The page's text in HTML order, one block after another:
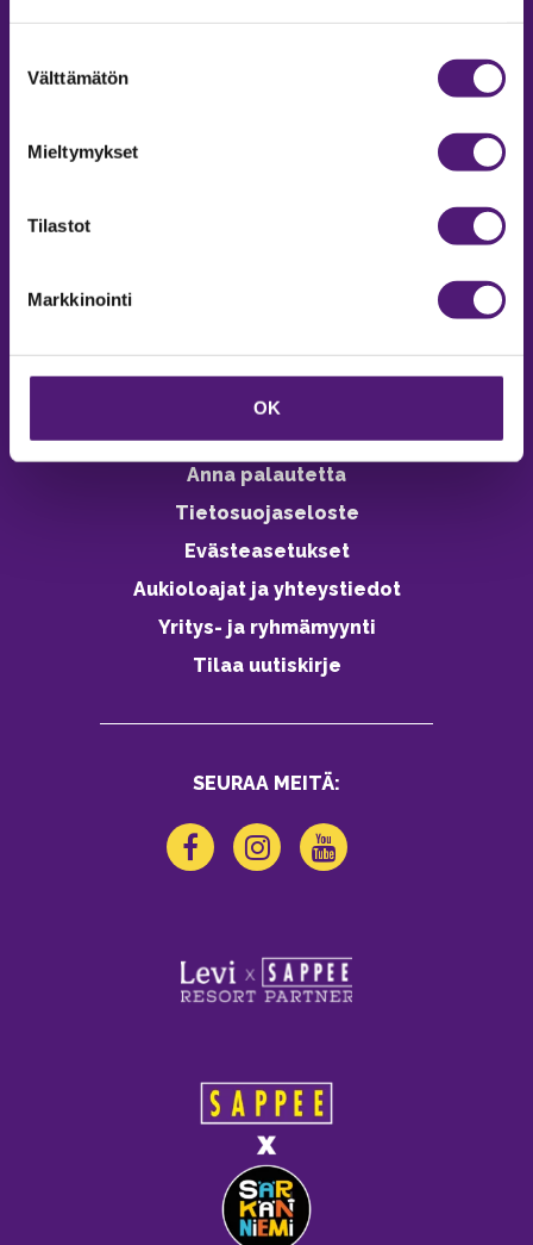
valinta
Välttämätön
Mieltymykset
Tilastot
Markkinointi
OK
Tiedustelut & Varaukset
Vastuullisuus
Ympäristöohjelma
Avoimet työpaikat
Anna palautetta
Tietosuojaseloste
Evästeasetukset
Aukioloajat ja yhteystiedot
Yritys- ja ryhmämyynti
Tilaa uutiskirje
SEURAA MEITÄ: